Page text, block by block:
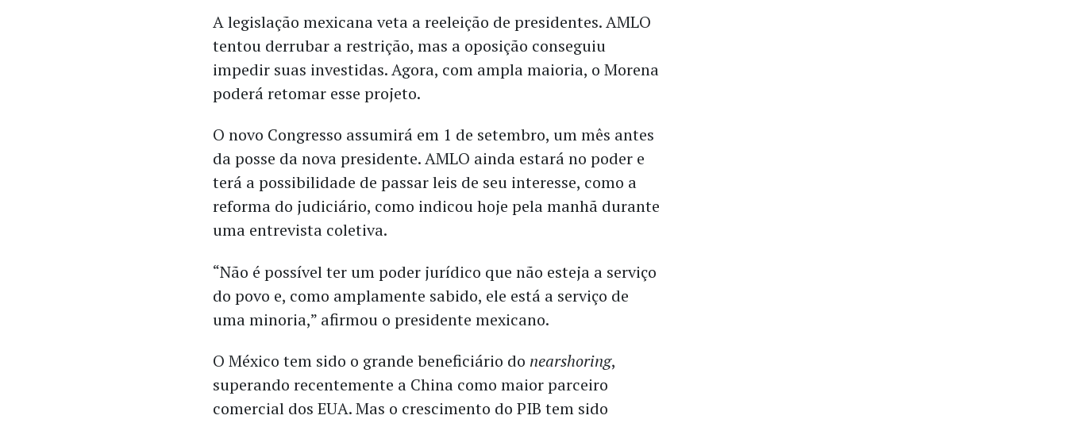
A legislação mexicana veta a reeleição de presidentes. AMLO
tentou derrubar a restrição, mas a oposição conseguiu
impedir suas investidas. Agora, com ampla maioria, o Morena
poderá retomar esse projeto.
O novo Congresso assumirá em 1 de setembro, um mês antes
da posse da nova presidente. AMLO ainda estará no poder e
terá a possibilidade de passar leis de seu interesse, como a
reforma do judiciário, como indicou hoje pela manhã durante
uma entrevista coletiva.
“Não é possível ter um poder jurídico que não esteja a serviço
do povo e, como amplamente sabido, ele está a serviço de
uma minoria,” afirmou o presidente mexicano.
O México tem sido o grande beneficiário do nearshoring,
superando recentemente a China como maior parceiro
comercial dos EUA. Mas o crescimento do PIB tem sido